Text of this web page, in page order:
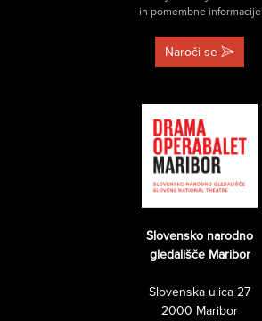
in pomembne informacije
Naroči se
Slovensko narodno
gledališče Maribor
Slovenska ulica 27
2000 Maribor